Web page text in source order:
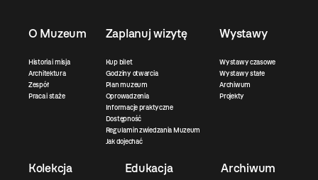
O Muzeum
Historia i misja
Architektura
Zespół
Praca i staże
Zaplanuj wizytę
Kup bilet
Godziny otwarcia
Plan muzeum
Oprowadzenia
Informacje praktyczne
Dostępność
Regulamin zwiedzania Muzeum
Jak dojechać
Wystawy
Wystawy czasowe
Wystawy stałe
Archiwum
Projekty
Kolekcja Edukacja Archiwum